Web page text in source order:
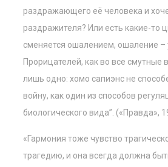
раздражающего её человека и
раздражителя? Или есть какие-то
сменяется ошалением, ошаление –
Прорицателей, как во все смутные
лишь одно: хомо сапиэнс не
войну, как один из способов
биологического вида”. («Правда»,
«Гармония тоже чувство
трагедию, и она всегда должна